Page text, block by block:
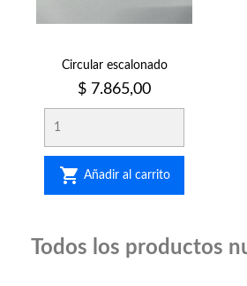
Circular escalonado
Precio
$ 7.865,00
 Añadir al carrito
Todos los productos